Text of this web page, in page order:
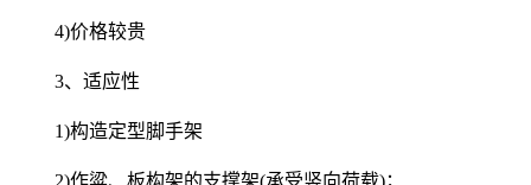
4)价格较贵
3、适应性
1)构造定型脚手架
2)作粱、板构架的支撑架(承受竖向荷载)；